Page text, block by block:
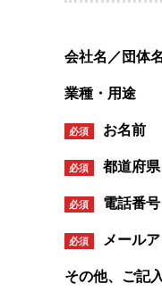
会社名／団体名
業種・用途
必須 お名前
必須 都道府県
必須 電話番号
必須 メール
その他、ご記